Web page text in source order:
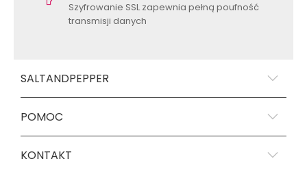
Szyfrowanie SSL zapewnia pełną poufność
transmisji danych
SALTANDPEPPER
POMOC
KONTAKT